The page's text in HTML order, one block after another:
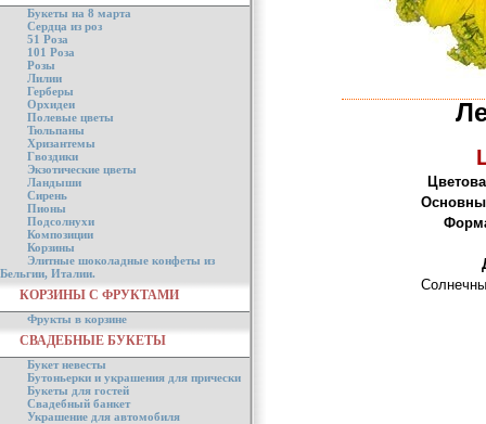
Букеты на 8 марта
Сердца из роз
51 Роза
101 Роза
Розы
Лилии
Герберы
Орхидеи
Полевые цветы
Тюльпаны
Хризантемы
Гвоздики
Экзотические цветы
Ландыши
Сирень
Пионы
Подсолнухи
Композиции
Корзины
Элитные шоколадные конфеты из
Бельгии, Италии.
КОРЗИНЫ С ФРУКТАМИ
Фрукты в корзине
СВАДЕБНЫЕ БУКЕТЫ
Букет невесты
Бутоньерки и украшения для прически
Букеты для гостей
Свадебный банкет
Украшение для автомобиля